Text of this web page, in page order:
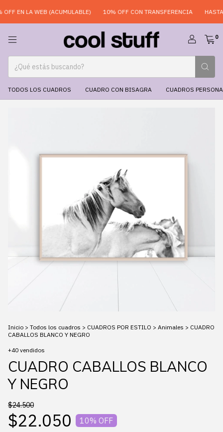
EN LA WEB (ACUMULABLE) 10% OFF CON TRANSFERENCIA HASTA
0
TODOS LOS CUADROS CUADRO CON BISAGRA CUADROS
Inicio > Todos los cuadros > CUADROS POR ESTILO > Animales > CUADRO
CABALLOS BLANCO Y NEGRO
+40 vendidos
CUADRO CABALLOS BLANCO
Y NEGRO
$24.500
$22.050 10% OFF